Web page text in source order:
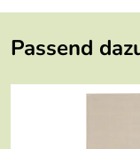
Breite:
50
0,11
Passend